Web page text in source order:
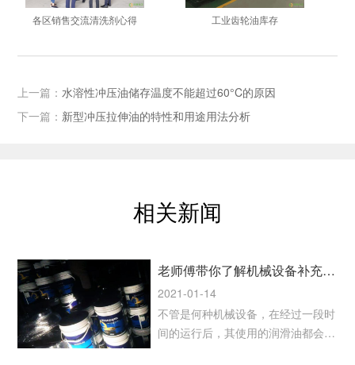
工业齿轮油库存 特殊行业定制液压油
上一篇：水溶性冲压油储存温度不能超过60°C的原因
下一篇： 新型冲压拉伸油的特性和用途用法分析
相关新闻
老师傅带你了解机械设备补充和更换润滑油的注意事项
2021-01-14
不管是何种机械设备，在经过一段时
间的运行后，其使用的润滑油都会存